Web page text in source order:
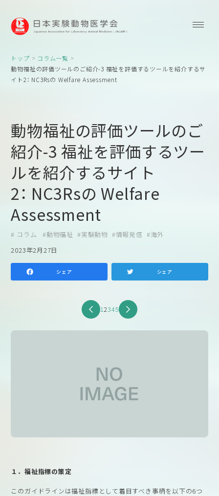
トップ
コラム一覧
動物福祉の評価ツールのご紹介-3 福祉を評価するツールを紹介するサ
イト2： NC3Rsの Welfare Assessment
動物福祉の評価ツールのご
紹介-3 福祉を評価するツー
ルを紹介するサイト
2： NC3Rsの Welfare
Assessment
コラム 動物福祉 実験動物 情報発信
海外
2023年2月27日
シェア シェア
12345
１．福祉指標の策定
このガイドラインは福祉指標として着目すべき事柄を以下の6つ